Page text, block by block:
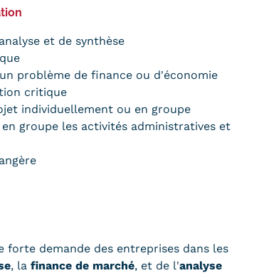
et de synthèse
problème de finance ou d'économie
critique
individuellement ou en groupe
groupe les activités administratives et
forte demande des entreprises dans les
, la finance de marché, et de l'analyse